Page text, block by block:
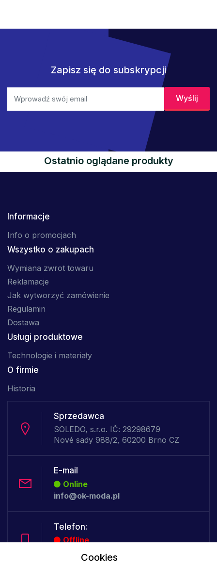
Zapisz się do subskrypcji
Ostatnio oglądane produkty
Informacje
Info o promocjach
Wszystko o zakupach
Wymiana zwrot towaru
Reklamacje
Jak wytworzyć zamówienie
Regulamin
Dostawa
Usługi produktowe
Technologie i materiały
O firmie
Historia
Sprzedawca
SOLEDO, s.r.o. IČ: 29298679
Nové sady 988/2, 60200 Brno CZ
E-mail
Online
info@ok-moda.pl
Telefon:
Offline
Cookies